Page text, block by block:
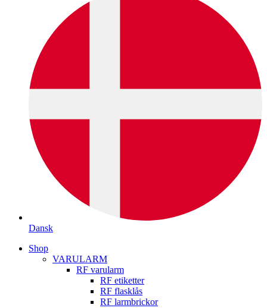
Dansk
Shop
VARULARM
RF varularm
RF etiketter
RF flasklås
RF larmbrickor